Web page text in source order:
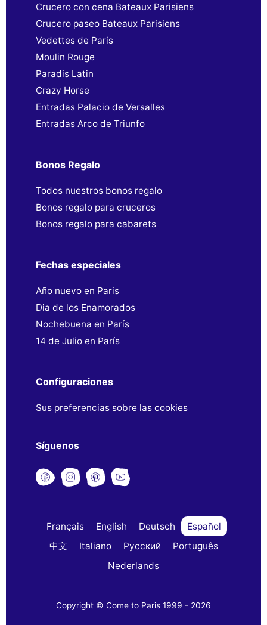
Crucero con cena Bateaux Parisiens
Crucero paseo Bateaux Parisiens
Vedettes de Paris
Moulin Rouge
Paradis Latin
Crazy Horse
Entradas Palacio de Versalles
Entradas Arco de Triunfo
Bonos Regalo
Todos nuestros bonos regalo
Bonos regalo para cruceros
Bonos regalo para cabarets
Fechas especiales
Año nuevo en Paris
Dia de los Enamorados
Nochebuena en París
14 de Julio en París
Configuraciones
Sus preferencias sobre las cookies
Síguenos
Français English Deutsch
Español
中文
Italiano Русский
Português
Nederlands
Copyright © Come to Paris 1999 - 2026